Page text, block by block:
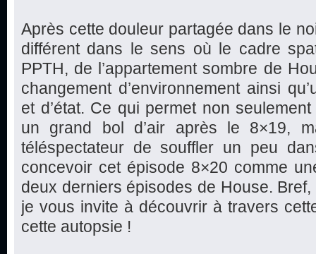
Après cette douleur partagée dans le
différent dans le sens où le cadre
PPTH, de l’appartement sombre de
changement d’environnement ainsi
et d’état. Ce qui permet non
un grand bol d’air après le 8×19,
téléspectateur de souffler un peu
concevoir cet épisode 8×20 comme
deux derniers épisodes de House.
je vous invite à découvrir à travers
cette autopsie !